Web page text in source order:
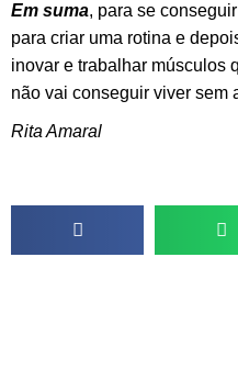
Em suma, para se
para criar uma rotina e
inovar e trabalhar músculos
não vai conseguir viver sem
Rita Amaral